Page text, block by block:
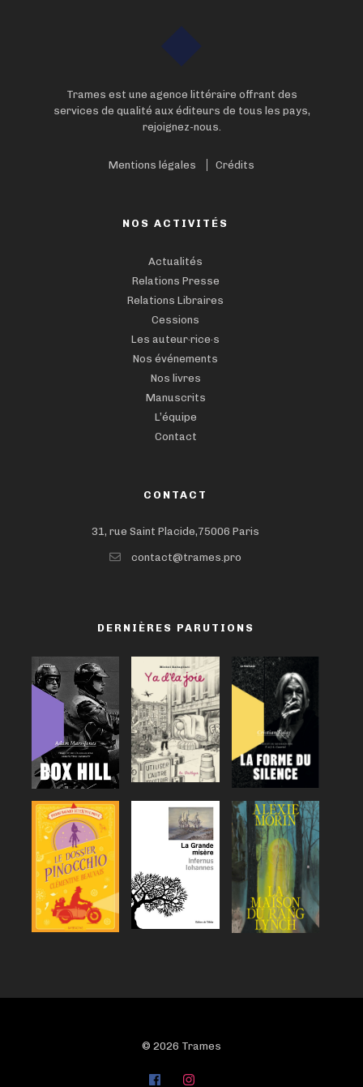
Trames est une agence littéraire offrant des
services de qualité aux éditeurs de tous les pays,
rejoignez-nous.
Mentions légales Crédits
NOS ACTIVITÉS
Actualités
Relations Presse
Relations Libraires
Cessions
Les auteur·rice·s
Nos événements
Nos livres
Manuscrits
L’équipe
Contact
CONTACT
31, rue Saint Placide,75006 Paris
contact@trames.pro
DERNIÈRES PARUTIONS
© 2026 Trames